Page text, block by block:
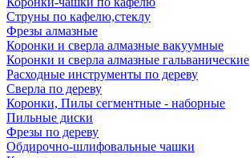
Струны по кафелю,стеклу
Фрезы алмазные
Коронки и сверла алмазные вакуумные
Коронки и сверла алмазные гальванические
Расходные инструменты по дереву
Сверла по дереву
Коронки, Пилы сегментные - наборные
Пильные диски
Фрезы по дереву
Обдирочно-шлифовальные чашки